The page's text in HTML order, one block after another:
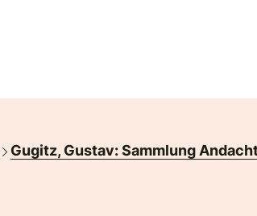
Gugitz, Gustav: Sammlung